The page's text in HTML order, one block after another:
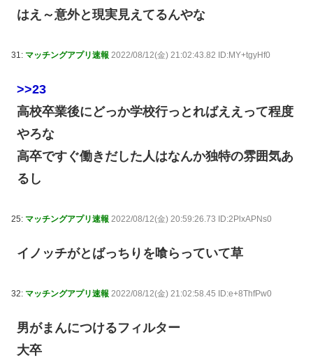
はえ～意外と現実見えてるんやな
31: マッチングアプリ速報 2022/08/12(金) 21:02:43.82 ID:MY+tgyHf0
>>23
高校卒業後にどっか学校行っとればええって程度
やろな
高卒ですぐ働きだした人はなんか独特の雰囲気あ
るし
25: マッチングアプリ速報 2022/08/12(金) 20:59:26.73 ID:2PlxAPNs0
イノッチがとばっちりを喰らっていて草
32: マッチングアプリ速報 2022/08/12(金) 21:02:58.45 ID:e+8ThfPw0
男がまんにつけるフィルター
大卒